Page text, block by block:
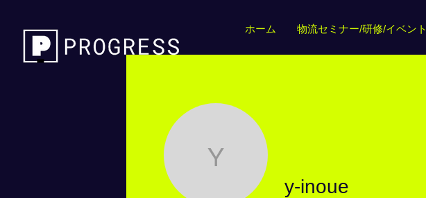
ホーム 物流セミナー/研修/イベント
y-inoue
y-inoue